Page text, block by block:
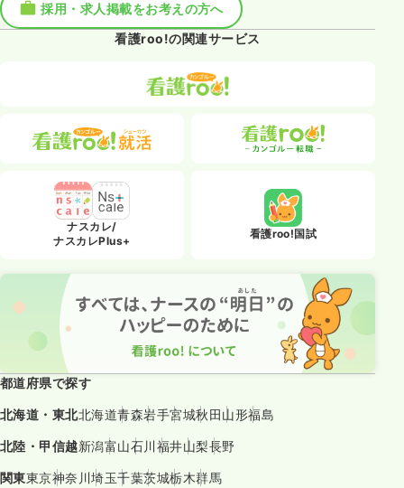
採用・求人掲載をお考えの方へ
看護roo!の関連サービス
ナスカレ/
ナスカレPlus+
看護roo!国試
都道府県で探す
北海道・東北北海道青森岩手宮城秋田山形福島
北陸・甲信越新潟富山石川福井山梨長野
関東東京神奈川埼玉千葉茨城栃木群馬